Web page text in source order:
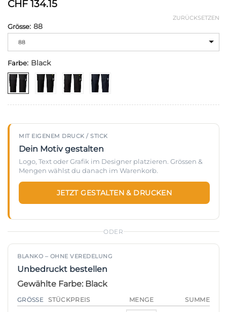
CHF 134.15
Grösse: 88
88
Farbe: Black
ZURÜCKSETZEN
Alternative:
MIT EIGENEM DRUCK / STICK
Dein Motiv gestalten
Logo, Text oder Grafik im Designer platzieren. Grössen &
Mengen wählst du danach im Warenkorb.
JETZT GESTALTEN & DRUCKEN
ODER
BLANKO – OHNE VEREDELUNG
Unbedruckt bestellen
Gewählte Farbe: Black
GRÖSSE STÜCKPREIS MENGE SUMME